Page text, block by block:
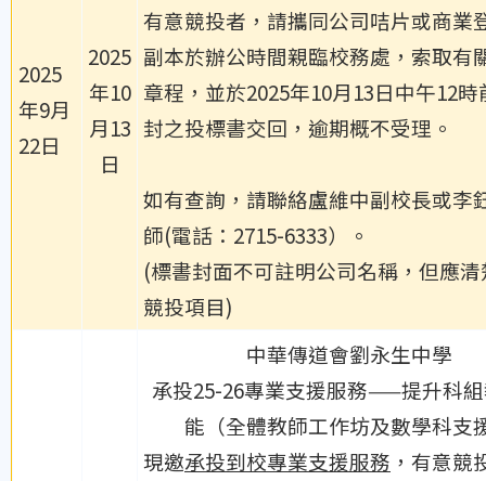
2025
年9月
22日
2025
年10
月13
日
有意競投者， 請攜同公司咭片或商業
副本於辦公時間親臨校務處，索取有
章程，並於2025年10月13日中午12時
封之投標書交回，逾期概不受理。
如有查詢，請聯絡盧維中副校長或李
師(電話：2715-6333）。
(標書封面不可註明公司名稱，但應
競投項目)
中華傳道會劉永生中學
承投25-26專業支援服務——提升科
能 （全體教師工作坊及數學科支
現邀承投到校專業支援服務 ，有意競